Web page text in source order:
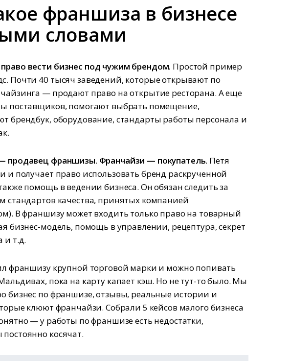
франшиза в бизнесе
словами
вести бизнес под чужим брендом. Простой пример
Почти 40 тысяч заведений, которые открывают по
— продают право на открытие ресторана. А еще
поставщиков, помогают выбрать помещение,
брендбук, оборудование, стандарты работы персонала и
продавец франшизы. Франчайзи — покупатель. Петя
и получает право использовать бренд раскрученной
помощь в ведении бизнеса. Он обязан следить за
стандартов качества, принятых компанией
В франшизу может входить только право на товарный
бизнес-модель, помощь в управлении, рецептура, секрет
и т.д.
франшизу крупной торговой марки и можно попивать
пока на карту капает кэш. Но не тут-то было. Мы
бизнес по франшизе, отзывы, реальные истории и
клюют франчайзи. Собрали 5 кейсов малого бизнеса
— у работы по франшизе есть недостатки,
косячат.